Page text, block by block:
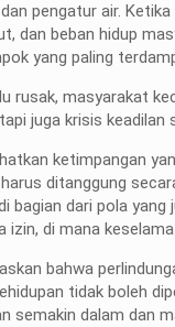
pengatur air.
dan beban hidup
yang paling
rusak, masyarakat
juga krisis keadilan
ketimpangan
ditanggung
bagian dari pola
izin, di mana
bahwa
tidak boleh
semakin dalam dan